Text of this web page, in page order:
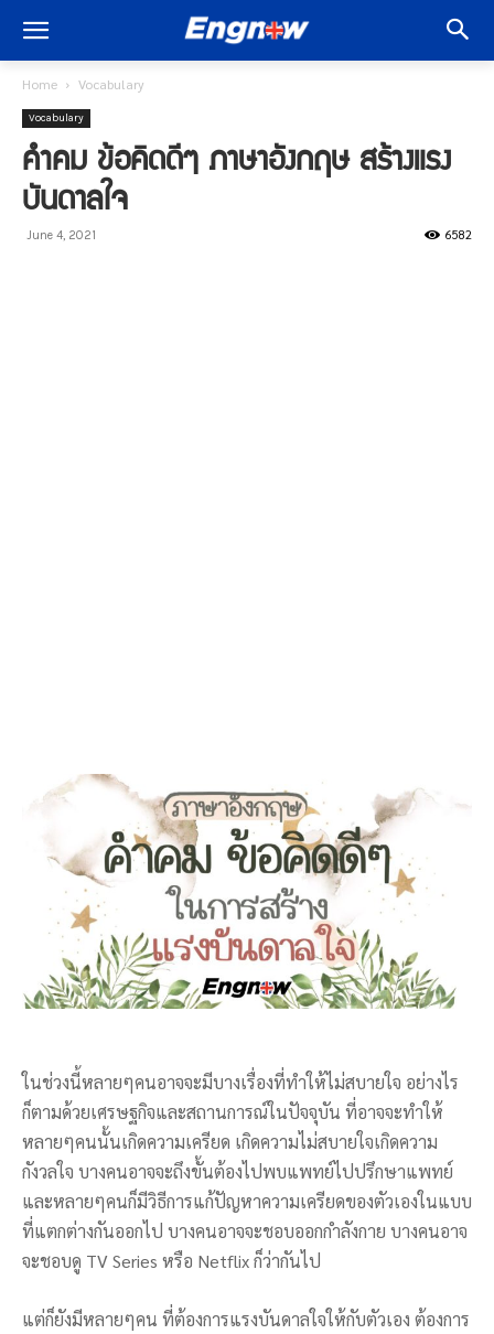
Home Vocabulary
Vocabulary
คำคม ข้อคิดดีๆ ภาษาอังกฤษ สร้างแรง
บันดาลใจ
June 4, 2021 6582
ในช่วงนี้หลายๆคนอาจจะมีบางเรื่องที่ทำให้ไม่สบายใจ อย่างไร
ก็ตามด้วยเศรษฐกิจและสถานการณ์ในปัจจุบัน ที่อาจจะทำให้
หลายๆคนนั้นเกิดความเครียด เกิดความไม่สบายใจเกิดความ
กังวลใจ บางคนอาจจะถึงขั้นต้องไปพบแพทย์ไปปรึกษาแพทย์
และหลายๆคนก็มีวิธีการแก้ปัญหาความเครียดของตัวเองในแบบ
ที่แตกต่างกันออกไป บางคนอาจจะชอบออกกำลังกาย บางคนอาจ
จะชอบดู TV Series หรือ Netflix ก็ว่ากันไป
แต่ก็ยังมีหลายๆคน ที่ต้องการแรงบันดาลใจให้กับตัวเอง ต้องการ